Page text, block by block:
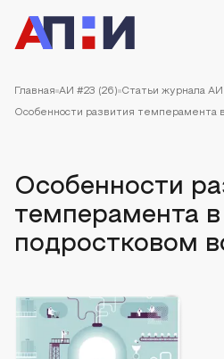
Главная АИ #23 (26) Статьи журнала АИ
Особенности развития темперамента
Особенности
темперамента в
подростковом